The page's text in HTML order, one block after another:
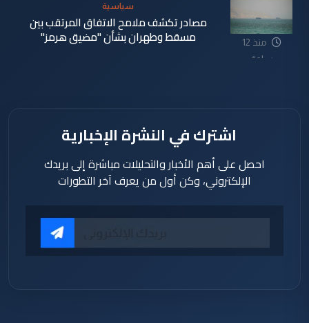
منذ 12
ساعة
سياسية
مصادر تكشف ملامح الاتفاق المرتقب بين
مسقط وطهران بشأن "مضيق هرمز"
اشترك في النشرة الإخبارية
احصل على أهم الأخبار والتحليلات مباشرة إلى بريدك
الإلكتروني، وكن أول من يعرف آخر التطورات